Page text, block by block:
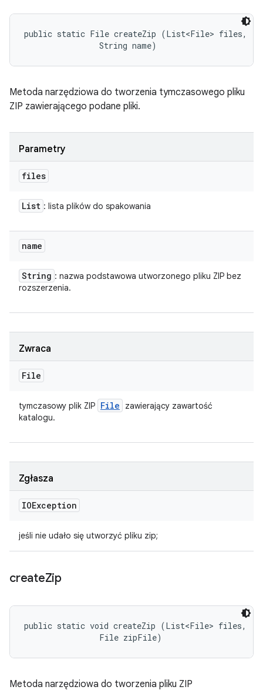
public static File createZip (List<File> files,
                String name)
Metoda narzędziowa do tworzenia tymczasowego pliku
ZIP zawierającego podane pliki.
Parametry
files
List : lista plików do spakowania
name
String : nazwa podstawowa utworzonego pliku ZIP bez
rozszerzenia.
Zwraca
File
tymczasowy plik ZIP File
zawierający zawartość
katalogu.
Zgłasza
IOException
jeśli nie udało się utworzyć pliku zip;
createZip
public static void createZip (List<File> files,
                File zipFile)
Metoda narzędziowa do tworzenia pliku ZIP